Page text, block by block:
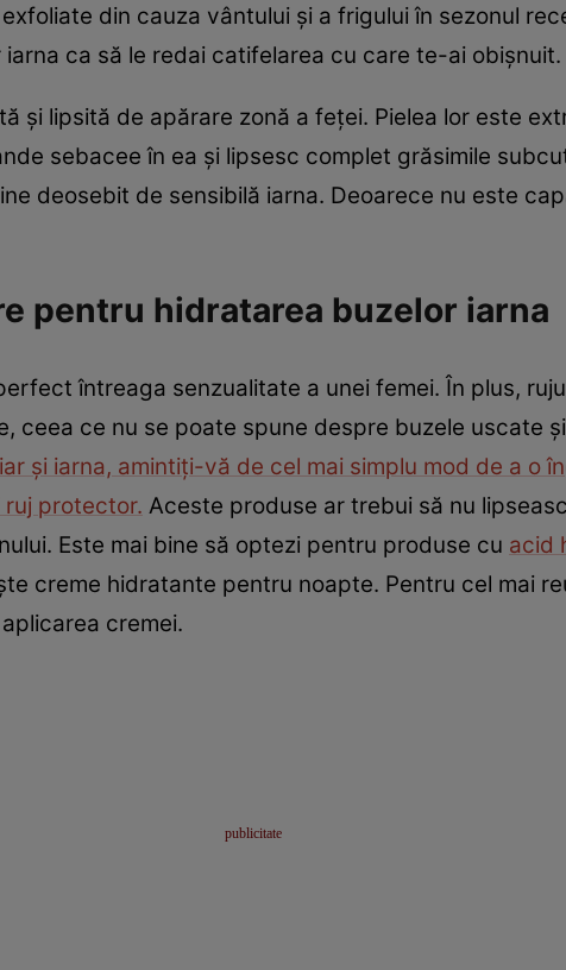
din cauza vântului şi a frigului în sezonul
ca să le redai catifelarea cu care te-ai obişnuit.
şi lipsită de apărare zonă a feţei. Pielea lor este
sebacee în ea şi lipsesc complet grăsimile
deosebit de sensibilă iarna. Deoarece nu este
pentru hidratarea buzelor iarna
întreaga senzualitate a unei femei. În plus,
ceea ce nu se poate spune despre buzele uscate
şi iarna, amintiţi-vă de cel mai simplu mod de a o
ruj protector. Aceste produse ar trebui să nu
Este mai bine să optezi pentru produse cu acid
creme hidratante pentru noapte. Pentru cel mai
cremei.